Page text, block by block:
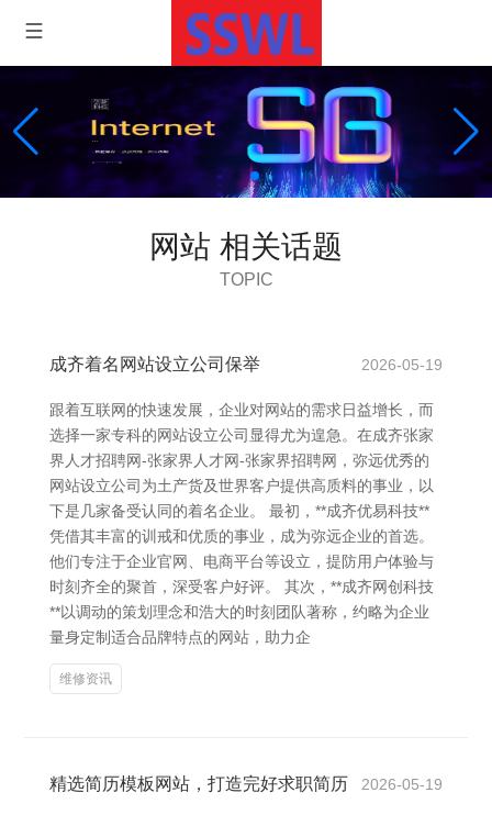
网站 相关话题
TOPIC
成齐着名网站设立公司保举 2026-05-19
跟着互联网的快速发展，企业对网站的需求日益增长，而
选择一家专科的网站设立公司显得尤为遑急。在成齐张家
界人才招聘网-张家界人才网-张家界招聘网，弥远优秀的
网站设立公司为土产货及世界客户提供高质料的事业，以
下是几家备受认同的着名企业。 最初，**成齐优易科技**
凭借其丰富的训戒和优质的事业，成为弥远企业的首选。
他们专注于企业官网、电商平台等设立，提防用户体验与
时刻齐全的聚首，深受客户好评。 其次，**成齐网创科技
**以调动的策划理念和浩大的时刻团队著称，约略为企业
量身定制适合品牌特点的网站，助力企
维修资讯
精选简历模板网站，打造完好求职简历 2026-05-19